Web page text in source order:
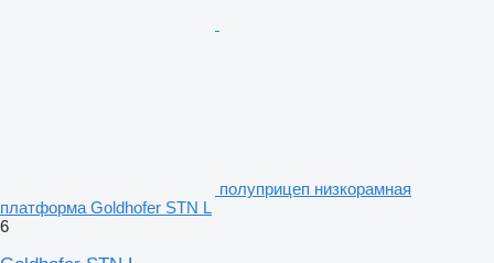
полуприцеп низкорамная
платформа Goldhofer STN L
6